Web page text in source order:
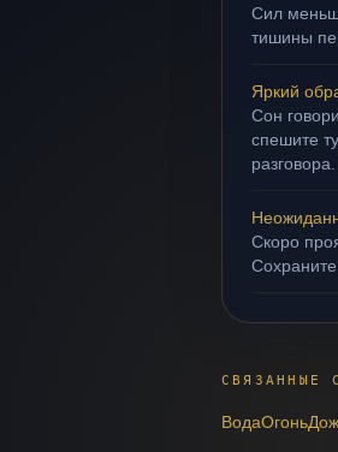
Сил
тишины
Яркий
Сон
спешите
разговора.
Скоро
СВЯЗАННЫЕ
ВодаОгонь